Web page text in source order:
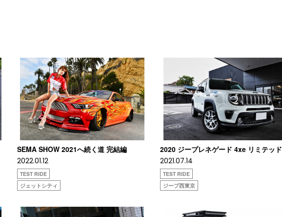
SEMA SHOW 2021へ続く道 完結編
2022.01.12
TEST RIDE
ジェットシティ
2020 ジープレネゲード 4xe リミテッド
2021.07.14
TEST RIDE
ジープ西東京